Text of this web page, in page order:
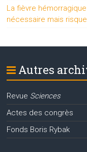
La fièvre
nécessaire mais
Autres
Revue Sciences
Actes des congrès
Fonds Boris Rybak